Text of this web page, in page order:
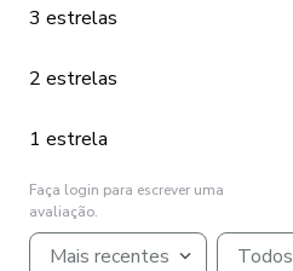
3 estrelas
2 estrelas
1 estrela
Faça login para escrever uma
avaliação.
Mais recentes Todos